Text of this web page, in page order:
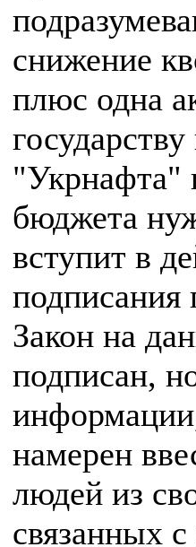
снижение
плюс одна
"Укрнафта"
бюджета
вступит в
подписания
Закон на
подписан,
намерен
людей из
связанных